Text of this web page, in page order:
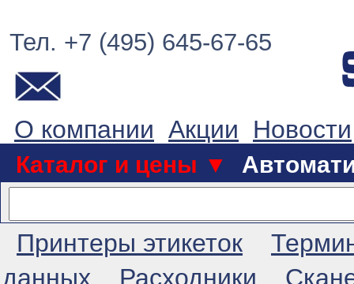
Тел. +7 (495) 645-67-65
О компании Акции Новости
Каталог и цены ▼
Принтеры этикеток
данных
Расходники